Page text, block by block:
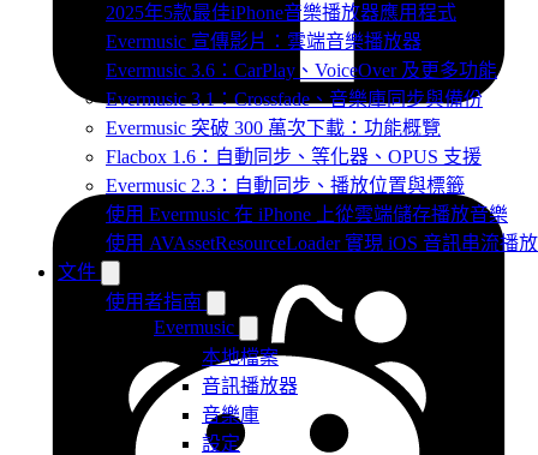
2025年5款最佳iPhone音樂播放器應用程式
Evermusic 宣傳影片：雲端音樂播放器
Evermusic 3.6：CarPlay、VoiceOver 及更多功能
Evermusic 3.1：Crossfade、音樂庫同步與備份
Evermusic 突破 300 萬次下載：功能概覽
Flacbox 1.6：自動同步、等化器、OPUS 支援
Evermusic 2.3：自動同步、播放位置與標籤
使用 Evermusic 在 iPhone 上從雲端儲存播放音樂
使用 AVAssetResourceLoader 實現 iOS 音訊串流播放
文件
使用者指南
Evermusic
本地檔案
音訊播放器
音樂庫
設定